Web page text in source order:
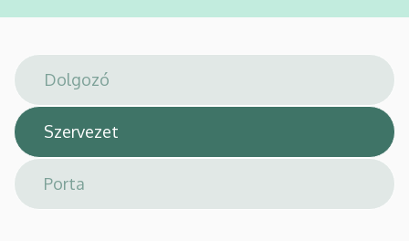
Arany
János
téri
feladatellátási
hely